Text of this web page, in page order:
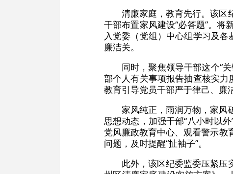
清廉家庭，教育先行。该区
干部布置家风建设“必答题”。
入党委（党组）中心组学习及
廉洁关。
同时，聚焦领导干部这个“
部个人有关事项报告抽查核实力
教育引导党员干部严于律己、廉
家风纯正，雨润万物，家风
思想动态，加强干部“八小时以
党风廉政教育中心、观看警示
问题，及时提醒“扯袖子”。
此外，该区纪委监委压紧压